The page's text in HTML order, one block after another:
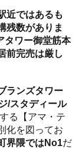
近ではあるも
残数がありま
タワー御堂筋本
前完売は厳し
ランズタワー
/スタディール
る【アマ・テ
化を図ってお
界隈ではNo1だ